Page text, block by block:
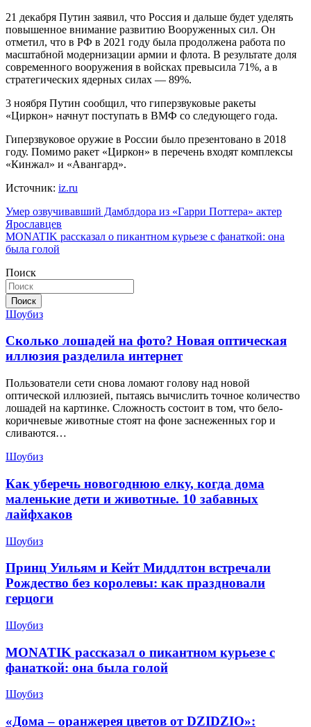
21 декабря Путин заявил, что Россия и дальше будет уделять
повышенное внимание развитию Вооруженных сил. Он
отметил, что в РФ в 2021 году была продолжена работа по
масштабной модернизации армии и флота. В результате доля
современного вооружения в войсках превысила 71%, а в
стратегических ядерных силах — 89%.
3 ноября Путин сообщил, что гиперзвуковые ракеты
«Циркон» начнут поступать в ВМФ со следующего года.
Гиперзвуковое оружие в России было презентовано в 2018
году. Помимо ракет «Циркон» в перечень входят комплексы
«Кинжал» и «Авангард».
Источник: iz.ru
Навигация
по
записям
Умер озвучивавший Дамблдора из «Гарри Поттера» актер
Ярославцев
MONATIK рассказал о пикантном курьезе с фанаткой: она
была голой
Поиск
Поиск
Шоубиз
Сколько лошадей на фото? Новая оптическая
иллюзия разделила интернет
Пользователи сети снова ломают голову над новой
оптической иллюзией, пытаясь вычислить точное количество
лошадей на картинке. Сложность состоит в том, что бело-
коричневые животные стоят на фоне заснеженных гор и
сливаются…
Шоубиз
Как уберечь новогоднюю елку, когда дома
маленькие дети и животные. 10 забавных
лайфхаков
Шоубиз
Принц Уильям и Кейт Миддлтон встречали
Рождество без королевы: как праздновали
герцоги
Шоубиз
MONATIK рассказал о пикантном курьезе с
фанаткой: она была голой
Шоубиз
«Дома – оранжерея цветов от DZIDZIO»: